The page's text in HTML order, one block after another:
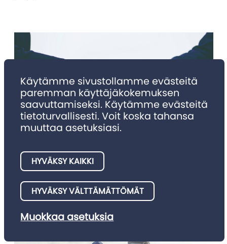
Nimitykset 4/2025
Julkaisemme tällä palstalla asianajotoimistojen meille
ilmoittamia nimitysuutisia.
Käytämme sivustollamme evästeitä
paremman käyttäjäkokemuksen
saavuttamiseksi. Käytämme evästeitä
tietoturvallisesti. Voit koska tahansa
muuttaa asetuksiasi.
HYVÄKSY VÄLTTÄMÄTTÖMÄT
HYVÄKSY KAIKKI
Muokkaa asetuksia